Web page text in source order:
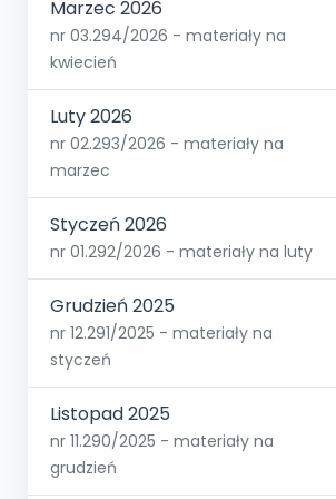
Marzec 2026
nr 03.294/2026 - materiały na
kwiecień
Luty 2026
nr 02.293/2026 - materiały na
marzec
Styczeń 2026
nr 01.292/2026 - materiały na luty
Grudzień 2025
nr 12.291/2025 - materiały na
styczeń
Listopad 2025
nr 11.290/2025 - materiały na
grudzień